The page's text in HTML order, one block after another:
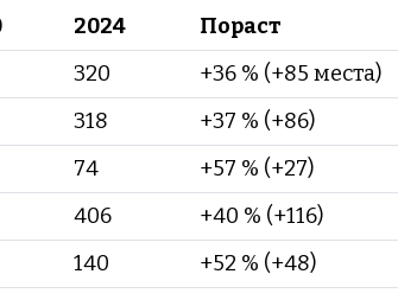
2024
Пораст
320
+36 % (+85 места)
318
+37 % (+86)
74
+57 % (+27)
406
+40 % (+116)
140 +52 % (+48)